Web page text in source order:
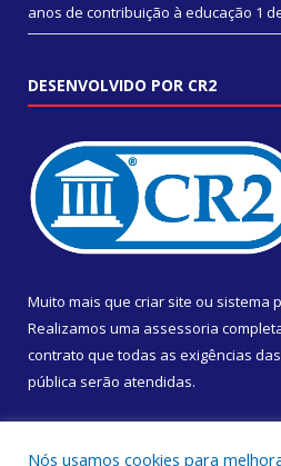
anos de contribuição à educação 1
DESENVOLVIDO POR CR2
Muito mais que criar site ou sistema
Realizamos uma assessoria
contrato que todas as exigências das
pública serão atendidas.
Nós usamos cookies para